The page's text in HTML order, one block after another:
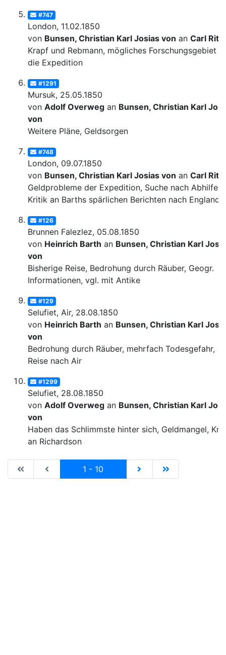
#747
London, 11.02.1850
von Bunsen, Christian Karl Josias von an Carl
Krapf und Rebmann, mögliches Forschungsgebiet
die Expedition
#1291
Mursuk, 25.05.1850
von Adolf Overweg an Bunsen, Christian Karl
von
Weitere Pläne, Geldsorgen
#748
London, 09.07.1850
von Bunsen, Christian Karl Josias von an Carl
Geldprobleme der Expedition, Suche nach Abhilfe;
Kritik an Barths spärlichen Berichten nach England
#126
Brunnen Falezlez, 05.08.1850
von Heinrich Barth an Bunsen, Christian Karl
von
Bisherige Reise, Bedrohung durch Räuber, Geogr.
Informationen, vgl. mit Antike
#129
Selufiet, Air, 28.08.1850
von Heinrich Barth an Bunsen, Christian Karl
von
Bedrohung durch Räuber, mehrfach Todesgefahr,
Reise nach Air
#1299
Selufiet, 28.08.1850
von Adolf Overweg an Bunsen, Christian Karl
von
Haben das Schlimmste hinter sich, Geldmangel,
an Richardson
|de:Erste Seite|en:First results page|
|de:Vorhergehende Seite|en:Previous results
1 - 10 |de:Nächste
|de:Letzte